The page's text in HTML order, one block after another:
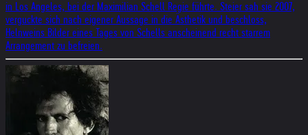
in Los Angeles, bei der Maximilian Schell Regie führte. Steier sah sie 2007,
verguckte sich nach eigener Aussage in die Ästhetik und beschloss,
Helnweins Bilder eines Tages von Schells anscheinend recht starrem
Arrangement zu befreien.